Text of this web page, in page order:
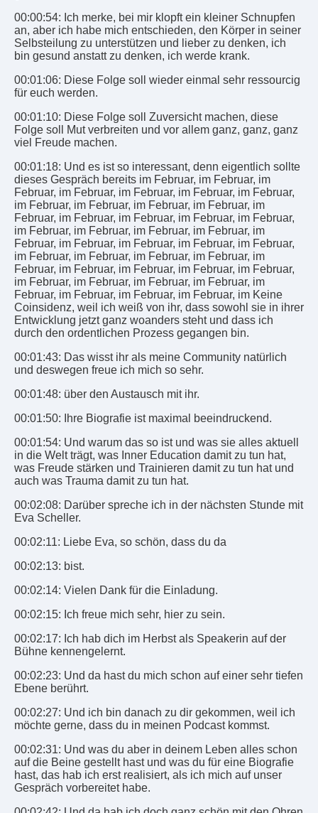
00:00:54: Ich merke, bei mir klopft ein kleiner Schnupfen
an, aber ich habe mich entschieden, den Körper in seiner
Selbsteilung zu unterstützen und lieber zu denken, ich
bin gesund anstatt zu denken, ich werde krank.
00:01:06: Diese Folge soll wieder einmal sehr ressourcig
für euch werden.
00:01:10: Diese Folge soll Zuversicht machen, diese
Folge soll Mut verbreiten und vor allem ganz, ganz, ganz
viel Freude machen.
00:01:18: Und es ist so interessant, denn eigentlich sollte
dieses Gespräch bereits im Februar, im Februar, im
Februar, im Februar, im Februar, im Februar, im Februar,
im Februar, im Februar, im Februar, im Februar, im
Februar, im Februar, im Februar, im Februar, im Februar,
im Februar, im Februar, im Februar, im Februar, im
Februar, im Februar, im Februar, im Februar, im Februar,
im Februar, im Februar, im Februar, im Februar, im
Februar, im Februar, im Februar, im Februar, im Februar,
im Februar, im Februar, im Februar, im Februar, im
Februar, im Februar, im Februar, im Februar, im Keine
Coinsidenz, weil ich weiß von ihr, dass sowohl sie in ihrer
Entwicklung jetzt ganz woanders steht und dass ich
durch den ordentlichen Prozess gegangen bin.
00:01:43: Das wisst ihr als meine Community natürlich
und deswegen freue ich mich so sehr.
00:01:48: über den Austausch mit ihr.
00:01:50: Ihre Biografie ist maximal beeindruckend.
00:01:54: Und warum das so ist und was sie alles aktuell
in die Welt trägt, was Inner Education damit zu tun hat,
was Freude stärken und Trainieren damit zu tun hat und
auch was Trauma damit zu tun hat.
00:02:08: Darüber spreche ich in der nächsten Stunde mit
Eva Scheller.
00:02:11: Liebe Eva, so schön, dass du da
00:02:13: bist.
00:02:14: Vielen Dank für die Einladung.
00:02:15: Ich freue mich sehr, hier zu sein.
00:02:17: Ich hab dich im Herbst als Speakerin auf der
Bühne kennengelernt.
00:02:23: Und da hast du mich schon auf einer sehr tiefen
Ebene berührt.
00:02:27: Und ich bin danach zu dir gekommen, weil ich
möchte gerne, dass du in meinen Podcast kommst.
00:02:31: Und was du aber in deinem Leben alles schon
auf die Beine gestellt hast und was du für eine Biografie
hast, das hab ich erst realisiert, als ich mich auf unser
Gespräch vorbereitet habe.